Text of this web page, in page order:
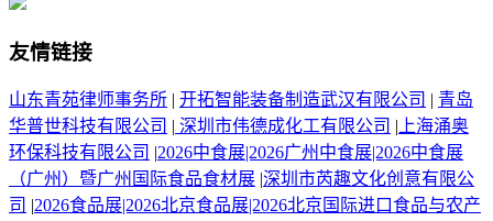
友情链接
山东青苑律师事务所 开拓智能装备制造武汉有限公司
青岛
华普世科技有限公司
深圳市伟德成化工有限公司
上海涌奥
环保科技有限公司
2026中食展|2026广州中食展|2026中食展
（广州）暨广州国际食品食材展 深圳市芮趣文化创意有限公
司
2026食品展|2026北京食品展|2026北京国际进口食品与农产